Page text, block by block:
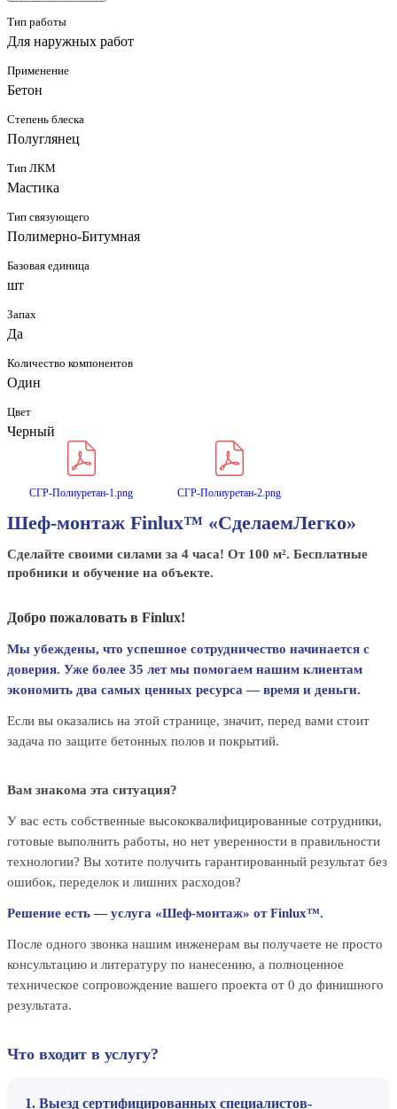
Тип работы
Для наружных работ
Применение
Бетон
Степень блеска
Полуглянец
Тип ЛКМ
Мастика
Тип связующего
Полимерно-Битумная
Базовая единица
шт
Запах
Да
Количество компонентов
Один
Цвет
Черный
СГР-Полиуретан-1.png СГР-Полиуретан-2.png
Шеф-монтаж Finlux™ «СделаемЛегко»
Сделайте своими силами за 4 часа! От 100 м². Бесплатные
пробники и обучение на объекте.
Добро пожаловать в Finlux!
Мы убеждены, что успешное сотрудничество начинается с
доверия. Уже более 35 лет мы помогаем нашим клиентам
экономить два самых ценных ресурса — время и деньги.
Если вы оказались на этой странице, значит, перед вами стоит
задача по защите бетонных полов и покрытий.
Вам знакома эта ситуация?
У вас есть собственные высококвалифицированные сотрудники,
готовые выполнить работы, но нет уверенности в правильности
технологии? Вы хотите получить гарантированный результат без
ошибок, переделок и лишних расходов?
Решение есть — услуга «Шеф-монтаж» от Finlux™.
После одного звонка нашим инженерам вы получаете не просто
консультацию и литературу по нанесению, а полноценное
техническое сопровождение вашего проекта от 0 до финишного
результата.
Что входит в услугу?
1. Выезд сертифицированных специалистов-